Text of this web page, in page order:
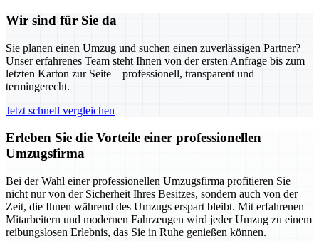
Wir sind für Sie da
Sie planen einen Umzug und suchen einen zuverlässigen Partner?
Unser erfahrenes Team steht Ihnen von der ersten Anfrage bis zum
letzten Karton zur Seite – professionell, transparent und
termingerecht.
Jetzt schnell vergleichen
Erleben Sie die Vorteile einer professionellen
Umzugsfirma
Bei der Wahl einer professionellen Umzugsfirma profitieren Sie
nicht nur von der Sicherheit Ihres Besitzes, sondern auch von der
Zeit, die Ihnen während des Umzugs erspart bleibt. Mit erfahrenen
Mitarbeitern und modernen Fahrzeugen wird jeder Umzug zu einem
reibungslosen Erlebnis, das Sie in Ruhe genießen können.